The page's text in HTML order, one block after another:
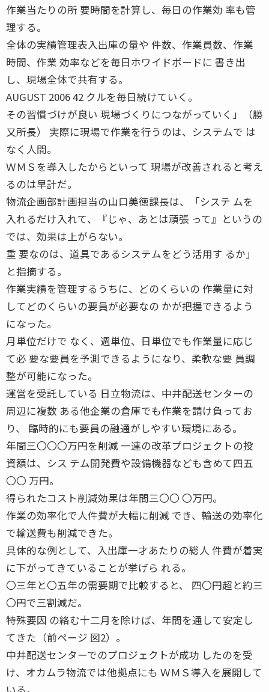
作業当たりの所 要時間を計算し、毎日の作業効 率も管
理する。
全体の実績管理表入出庫の量や 件数、作業員数、作業
時間、作業 効率などを毎日ホワイドボードに 書き出
し、現場全体で共有する。
AUGUST 2006 42 クルを毎日続けていく。
その習慣づけが良い 現場づくりにつながっていく」（勝
又所長） 実際に現場で作業を行うのは、システムで は
なく人間。
ＷＭＳを導入したからといって 現場が改善されると考え
るのは早計だ。
物流企画部計画担当の山口美徳課長は、「システ ムを
入れるだけ入れて、『じゃ、あとは頑張 って』というの
では、効果は上がらない。
重 要なのは、道具であるシステムをどう活用す るか」
と指摘する。
作業実績を管理するうちに、どのくらいの 作業量に対
してどのくらいの要員が必要なの かが把握できるよう
になった。
月単位だけで なく、週単位、日単位でも作業量に応じ
て必 要な要員を予測できるようになり、柔軟な要 員調
整が可能になった。
運営を受託している 日立物流は、中井配送センターの
周辺に複数 ある他企業の倉庫でも作業を請け負ってお
り、 臨時的にも要員の融通がしやすい環境にある。
年間三〇〇〇万円を削減 一連の改革プロジェクトの投
資額は、シス テム開発費や設備機器なども含めて四五
〇〇 万円。
得られたコスト削減効果は年間三〇〇 〇万円。
作業の効率化で人件費が大幅に削減 でき、輸送の効率化
で輸送費も削減できた。
具体的な例として、入出庫一才あたりの総人 件費が着実
に下がってきていることが挙げら れる。
〇三年と〇五年の需要期で比較すると、 四〇円超と約三
〇円で三割減だ。
特殊要因 の絡む十二月を除けば、年間を通して安定し
てきた（前ページ 図2）。
中井配送センターでのプロジェクトが成功 したのを受
け、オカムラ物流では他拠点にも ＷＭＳ導入を展開して